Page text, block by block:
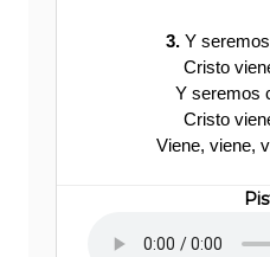
3. Y
Cristo
Y seremos
Cristo
Viene, viene,